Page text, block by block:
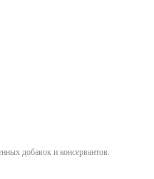
добавок и консервантов.